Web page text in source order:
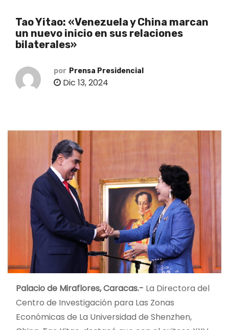
Tao Yitao: «Venezuela y China marcan
un nuevo inicio en sus relaciones
bilaterales»
por Prensa Presidencial
Dic 13, 2024
Palacio de Miraflores, Caracas.- La Directora del
Centro de Investigación para Las Zonas
Económicas de La Universidad de Shenzhen,